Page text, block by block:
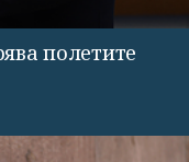
полетите